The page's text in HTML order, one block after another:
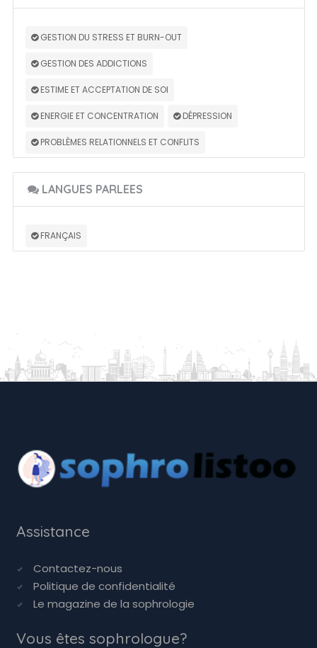
GESTION DU STRESS ET BURN-OUT
GESTION DES ADDICTIONS
ESTIME ET ACCEPTATION DE SOI
ENERGIE ET CONCENTRATION DÉPRESSION
PROBLÈMES RELATIONNELS ET CONFLITS
LANGUES PARLEES
FRANÇAIS
Assistance
Contactez-nous
Politique de confidentialité
Le magazine de la sophrologie
Vous êtes sophrologue?